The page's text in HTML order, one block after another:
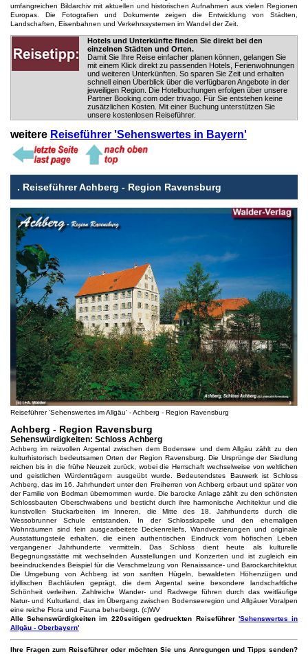
umfangreichen Bildarchiv mit aktuellen und historischen Aufnahmen aus vielen Regionen
Europas. Die Fotografien und Dokumente zeigen die Entwicklung von Städten,
Landschaften, Eisenbahnen und Verkehrssystemen im Wandel der Zeit.
Hotels und Unterkünfte finden Sie direkt bei den
einzelnen Städten und Orten.
Damit Sie Ihre Reise einfacher planen können, gelangen Sie
mit einem Klick direkt zu passenden Hotels, Ferienwohnungen
und weiteren Unterkünften. So sparen Sie Zeit und erhalten
schnell einen Überblick über die verfügbaren Angebote in der
jeweiligen Region. Die Hotelbuchungen erfolgen über unsere
Partner Booking.com oder trivago. Für Sie entstehen keine
zusätzlichen Kosten. Mit einer Buchung unterstützen Sie
unsere kostenlosen Reiseführer.
weitere Reiseführer 'Sehenswertes in Bayern'
. Reiseführer Achberg - Region Ravensburg
Reiseführer 'Sehenswertes im Allgäu' - Achberg - Region Ravensburg
Achberg - Region Ravensburg
Sehenswürdigkeiten: Schloss Achberg
Achberg im reizvollen Argental zwischen dem Bodensee und dem Allgäu zählt zu den
kulturhistorisch bedeutsamen Orten der Region Ravensburg. Die Ursprünge der Siedlung
reichen bis in die frühe Neuzeit zurück, wobei die Herrschaft wechselweise von weltlichen
und geistlichen Würdenträgern ausgeübt wurde. Bedeutendstes Bauwerk ist Schloss
Achberg, das im 16. Jahrhundert unter den Freiherren von Achberg erbaut und später von
der Familie von Bodman übernommen wurde. Die barocke Anlage zählt zu den schönsten
Schlossbauten Oberschwabens und besticht durch ihre harmonische Architektur und die
kunstvollen Stuckarbeiten im Inneren, die Mitte des 18. Jahrhunderts durch die
Wessobrunner Schule entstanden. In der Schlosskapelle und den ehemaligen
Wohnräumen sind fein ausgearbeitete Deckenreliefs, Wandverzierungen und originale
Ausstattungsteile erhalten, die einen authentischen Eindruck vom höfischen Leben
vergangener Jahrhunderte vermitteln. Das Schloss dient heute als kulturelle
Begegnungsstätte mit wechselnden Ausstellungen und Konzerten und ist zugleich ein
beeindruckendes Beispiel für die Verschmelzung von Renaissance- und Barockarchitektur.
Die Umgebung von Achberg ist von sanften Hügeln, bewaldeten Höhenzügen und
idyllischen Bachläufen geprägt, die dem Argental seine besondere landschaftliche
Schönheit verleihen. Zahlreiche Wander- und Radwege führen durch das weitläufige
Natur- und Kulturland, das im Übergang zwischen Bodenseeregion und Allgäuer Voralpen
eine reiche Flora und Fauna beherbergt. (c)WV
Alle Sehenswürdigkeiten im 220seitigen gedruckten Reiseführer 'Sehenswertes in
Allgäu - Oberbayern'
Ihre Fragen zum Reiseführer oder möchten Sie uns Anregungen und Tipps senden?